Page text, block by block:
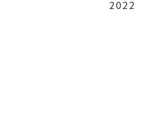
2022